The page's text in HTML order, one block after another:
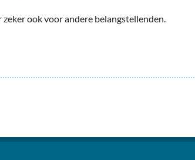
ook voor andere belangstellenden.